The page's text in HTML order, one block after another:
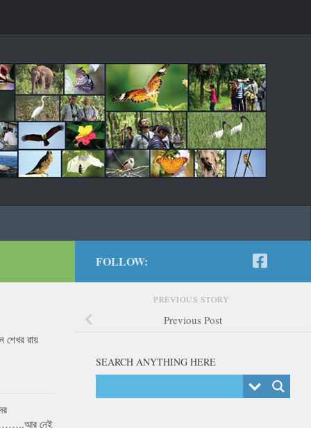
FOLLOW:
PREVIOUS STORY
Previous Post
SEARCH ANYTHING HERE
রায়
নেই